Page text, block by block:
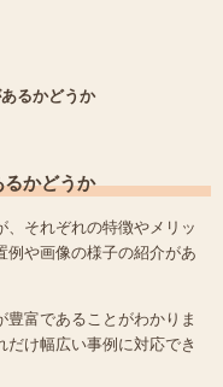
るかどうか
かどうか
、それぞれの特徴やメリッ
例や画像の様子の紹介があ
富であることがわかりま
け幅広い事例に対応でき